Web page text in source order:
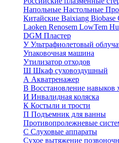
Напольные Настольные
Китайские Baixiang Biobase
Laoken Renosem LowTem
DGM Пластер
УУльтрафиолетовый
Упаковочная машина
Утилизатор отходов
Ш Шкаф суховоздушный
А Акватренажер
В Восстановление навыков
И Инвалидная коляска
К Костыли и трости
П Подъемник для ванны
Противопролежневые
С Слуховые аппараты
Сухое вытяжение